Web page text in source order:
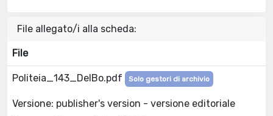
File allegato/i alla scheda:
File
Politeia_143_DelBo.pdf Solo gestori di archivio
Versione: publisher's version - versione editoriale